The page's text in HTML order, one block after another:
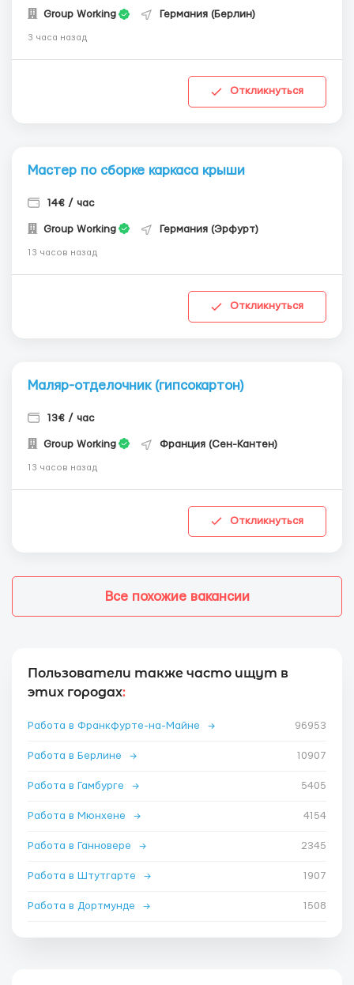
Group Working Германия (Берлин)
3 часа назад
Откликнуться
Мастер по сборке каркаса крыши
14€ / час
Group Working Германия (Эрфурт)
13 часов назад
Откликнуться
Маляр-отделочник (гипсокартон)
13€ / час
Group Working Франция (Сен-Кантен)
13 часов назад
Откликнуться
Все похожие вакансии
Пользователи также часто ищут в
этих городах:
Работа в Франкфурте-на-Майне → 96953
Работа в Берлине → 10907
Работа в Гамбурге → 5405
Работа в Мюнхене → 4154
Работа в Ганновере → 2345
Работа в Штутгарте → 1907
Работа в Дортмунде → 1508